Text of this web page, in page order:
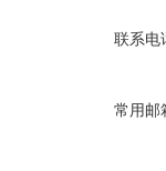
联系电
常用邮